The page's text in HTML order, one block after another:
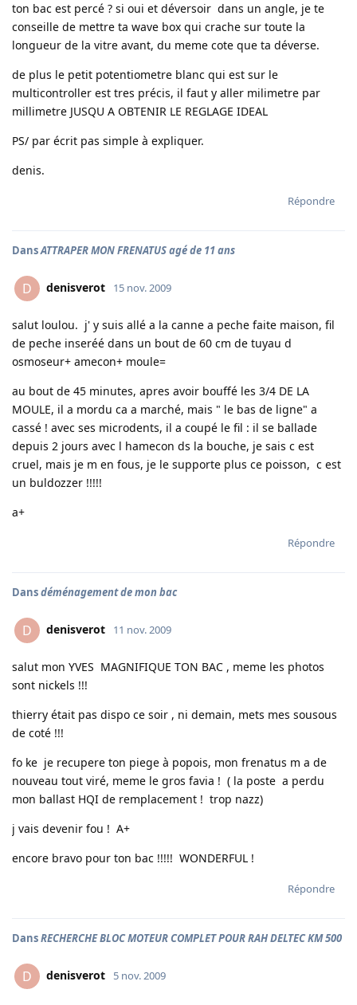
ton bac est percé ? si oui et déversoir dans un angle, je te
conseille de mettre ta wave box qui crache sur toute la
longueur de la vitre avant, du meme cote que ta déverse.
de plus le petit potentiometre blanc qui est sur le
multicontroller est tres précis, il faut y aller milimetre par
millimetre JUSQU A OBTENIR LE REGLAGE IDEAL
PS/ par écrit pas simple à expliquer.
denis.
Répondre
DansATTRAPER MON FRENATUS agé de 11 ans
D denisverot 15 nov. 2009
salut loulou. j' y suis allé a la canne a peche faite maison, fil
de peche inseréé dans un bout de 60 cm de tuyau d
osmoseur+ amecon+ moule=
au bout de 45 minutes, apres avoir bouffé les 3/4 DE LA
MOULE, il a mordu ca a marché, mais " le bas de ligne" a
cassé ! avec ses microdents, il a coupé le fil : il se ballade
depuis 2 jours avec l hamecon ds la bouche, je sais c est
cruel, mais je m en fous, je le supporte plus ce poisson, c est
un buldozzer !!!!!
a+
Répondre
Dansdéménagement de mon bac
D denisverot 11 nov. 2009
salut mon YVES MAGNIFIQUE TON BAC , meme les photos
sont nickels !!!
thierry était pas dispo ce soir , ni demain, mets mes sousous
de coté !!!
fo ke je recupere ton piege à popois, mon frenatus m a de
nouveau tout viré, meme le gros favia ! ( la poste a perdu
mon ballast HQI de remplacement ! trop nazz)
j vais devenir fou ! A+
encore bravo pour ton bac !!!!! WONDERFUL !
Répondre
DansRECHERCHE BLOC MOTEUR COMPLET POUR RAH DELTEC KM 500
D denisverot 5 nov. 2009